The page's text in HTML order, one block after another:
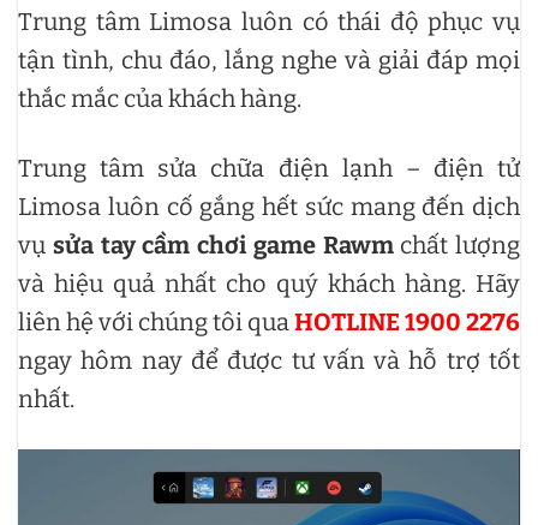
Trung tâm Limosa luôn có thái độ phục vụ
tận tình, chu đáo, lắng nghe và giải đáp mọi
thắc mắc của khách hàng.
Trung tâm sửa chữa điện lạnh – điện tử
Limosa luôn cố gắng hết sức mang đến dịch
vụ sửa tay cầm chơi game Rawmchất lượng
và hiệu quả nhất cho quý khách hàng. Hãy
liên hệ với chúng tôi quaHOTLINE 1900 2276
ngay hôm nay để được tư vấn và hỗ trợ tốt
nhất.